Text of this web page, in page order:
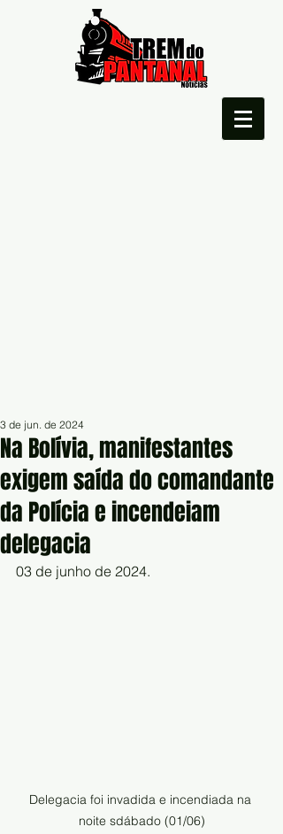
Na Bolívia, manifestantes
exigem saída do comandante
da Polícia e incendeiam
delegacia
3 de jun. de 2024
03 de junho de 2024.
Delegacia foi invadida e incendiada na
noite sdábado (01/06)